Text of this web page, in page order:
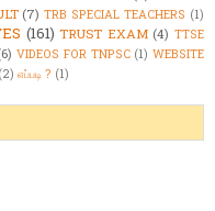
(7) TRB SPECIAL TEACHERS (1)
(161) TRUST EXAM (4) TTSE
VIDEOS FOR TNPSC (1) WEBSITE
(2) எப்படி ? (1)